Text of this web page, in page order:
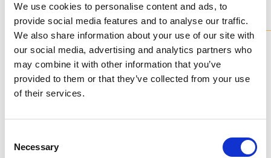
We use cookies to personalise content and ads, to
provide social media features and to analyse our traffic.
We also share information about your use of our site with
our social media, advertising and analytics partners who
may combine it with other information that you’ve
provided to them or that they’ve collected from your use
of their services.
Selection
Necessary
Modellidella collezione
Tutti i nostri lampadari sono disponibili in diverse varianti e
pienamente personalizzabili.
AP0090-1-CA DPL0090-6+12-C